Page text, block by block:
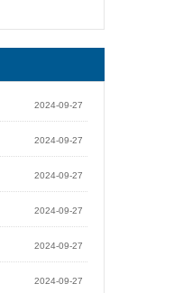
2024-09-27
2024-09-27
2024-09-27
2024-09-27
2024-09-27
2024-09-27